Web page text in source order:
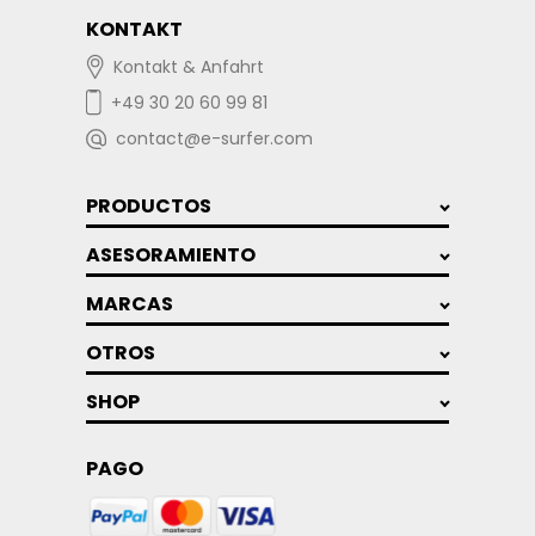
KONTAKT
Kontakt & Anfahrt
+49 30 20 60 99 81
contact@e-surfer.com
PRODUCTOS
ASESORAMIENTO
MARCAS
OTROS
SHOP
PAGO